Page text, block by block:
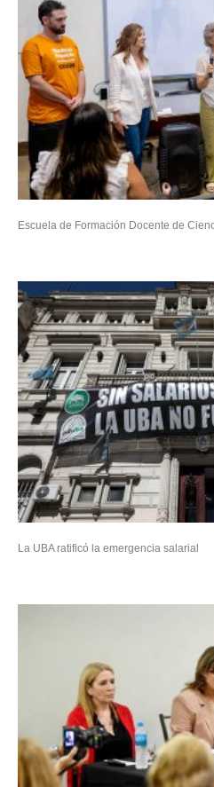
Escuela de Formación Docente de
La UBA ratificó la emergencia salarial